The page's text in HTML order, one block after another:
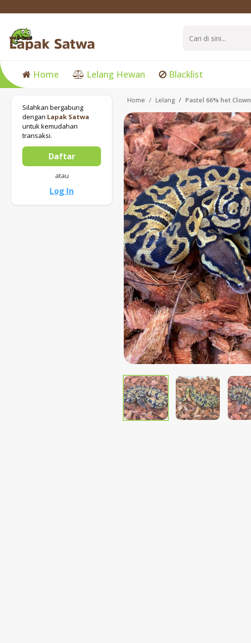
Home Lelang Hewan Blacklist
Silahkan bergabung
dengan Lapak Satwa
untuk kemudahan
transaksi.
Daftar
atau
Log In
Home Lelang Pastel 66% het Clown